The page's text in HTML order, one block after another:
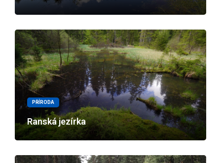
PŘÍRODA
Ranská jezírka